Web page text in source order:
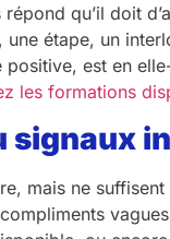
qu’il doit
étape, un
positive, est en
les formations
signaux
mais ne